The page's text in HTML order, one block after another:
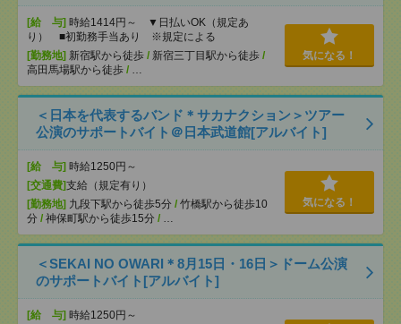
[給 与] 時給1414円～ ▼日払いOK（規定あ
り） ■初勤務手当あり ※規定による
[勤務地] 新宿駅から徒歩 / 新宿三丁目駅から徒歩 /
高田馬場駅から徒歩 / …
気になる！
＜日本を代表するバンド＊サカナクション＞ツアー
公演のサポートバイト＠日本武道館[アルバイト]
[給 与] 時給1250円～
[交通費]支給（規定有り）
[勤務地] 九段下駅から徒歩5分 / 竹橋駅から徒歩10
分 / 神保町駅から徒歩15分 / …
気になる！
＜SEKAI NO OWARI＊8月15日・16日＞ドーム公演
のサポートバイト[アルバイト]
[給 与] 時給1250円～